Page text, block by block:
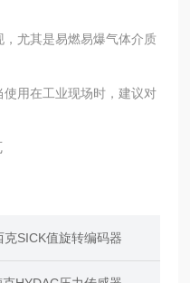
尤其是易燃易爆气体介质
用在工业现场时，建议对
SICK值旋转编码器